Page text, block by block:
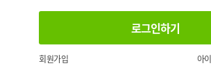
회원가입 아